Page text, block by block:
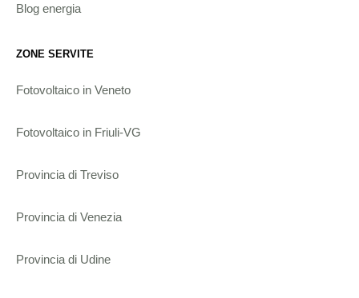
Blog energia
ZONE SERVITE
Fotovoltaico in Veneto
Fotovoltaico in Friuli-VG
Provincia di Treviso
Provincia di Venezia
Provincia di Udine